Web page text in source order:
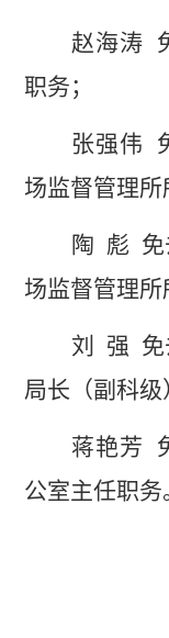
赵海涛
职务；
张强伟
场监督管理所
陶 彪
场监督管理所
刘 强
局长（副科级
蒋艳芳
公室主任职务